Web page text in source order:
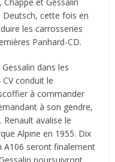
et Gessalin
Deutsch, cette fois en
les carrosseries
Panhard-CD.
dans les
conduit le
à commander
à son gendre,
Renault avalise le
Alpine en 1955. Dix
A106 seront finalement